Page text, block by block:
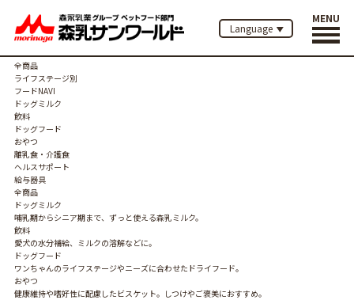
Language
MENU
トップ
全商品
ライフステージ別
フードNAVI
ドッグミルク
飲料
ドッグフード
おやつ
離乳食・介護食
ヘルスサポート
給与器具
全商品
ドッグミルク
哺乳期からシニア期まで、ずっと使える森乳ミルク。
飲料
愛犬の水分補給、ミルクの溶解などに。
ドッグフード
ワンちゃんのライフステージやニーズに合わせたドライフード。
おやつ
健康維持や嗜好性に配慮したビスケット。しつけやご褒美におすすめ。